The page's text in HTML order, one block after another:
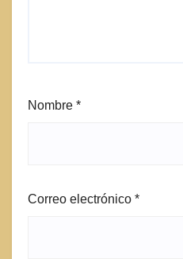
Nombre *
Correo electrónico *